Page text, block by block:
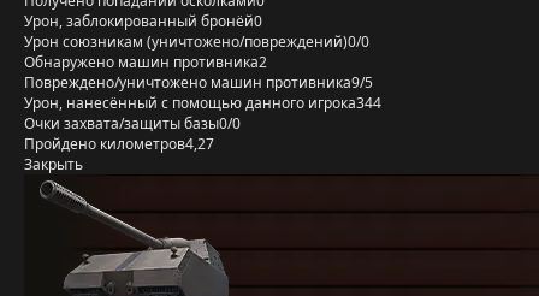
Урон, заблокированный бронёй0
Урон союзникам (уничтожено/повреждений)0/0
Обнаружено машин противника2
Повреждено/уничтожено машин противника9/5
Урон, нанесённый с помощью данного игрока344
Очки захвата/защиты базы0/0
Пройдено километров4,27
Закрыть